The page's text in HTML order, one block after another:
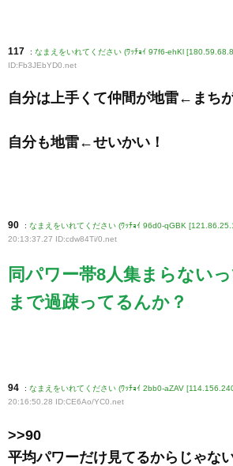
117 : なまえをいれてください (ﾜｯﾁｮｲ 97f6-ehKl
ID:Fb3JEbYD0 .net
自分は上手くて仲間が地雷←まち
自分も地雷←せいかい！
90 : なまえをいれてください (ﾜｯﾁｮｲ 96d0-qGBK
20:13:37.27 ID:cdw84Ti/0 .net
同パワー帯8人集まらない
まで過疎ってるんか？
94 : なまえをいれてください (ﾜｯﾁｮｲ 2bb0-aZAV
20:16:50.28 ID:CE6Ao/YC0.net
>>90
平均パワーだけ見てるからじゃな